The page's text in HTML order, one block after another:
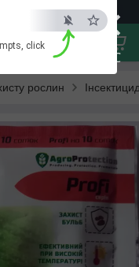
×
ESC
click
рослин